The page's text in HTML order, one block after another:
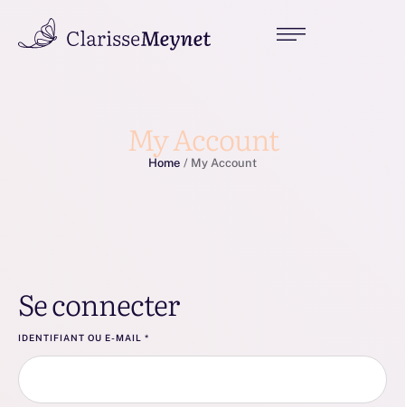
My Account
Home / My Account
Se connecter
IDENTIFIANT OU E-MAIL *